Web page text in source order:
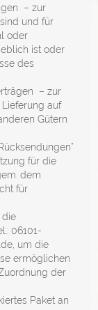
– zur
und für
oder
ist oder
des
– zur
auf
Gütern
für die
dem
für
die
06101-
um die
ermöglichen
der
Paket an